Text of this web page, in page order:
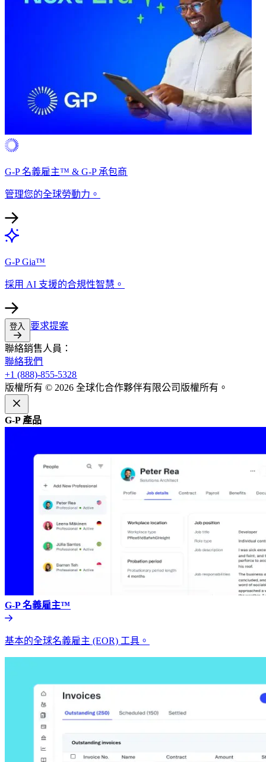
G-P 名義雇主™ & G-P 承包商​​
管理您的全球勞動力。​​
G-P Gia™​​
採用 AI 支援的合規性智慧。​​
登入​​ 要求提案​​
聯絡銷售人員：​​
聯絡我們​​
+1 (888)-855-5328​​
版權所有 © 2026 全球化合作夥伴有限公司版權所有。​​
G-P 產品​​
G-P 名義雇主™​​
基本的全球名義雇主 (EOR) 工具。​​